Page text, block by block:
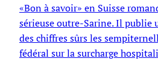
«Bon à savoir» en Suisse
sérieuse outre-Sarine. Il publie
des chiffres sûrs les
fédéral sur la surcharge